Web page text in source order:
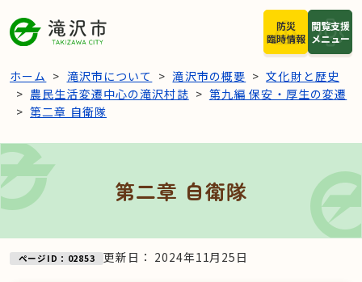
閲覧支援
メニュー
防災
臨時情報
ホーム 滝沢市について 滝沢市の概要
文化財と歴史
農民生活変遷中心の滝沢村誌
第九編 保安・厚生の変遷
第二章 自衛隊
第二章 自衛隊
ページID：02853 更新日： 2024年11月25日